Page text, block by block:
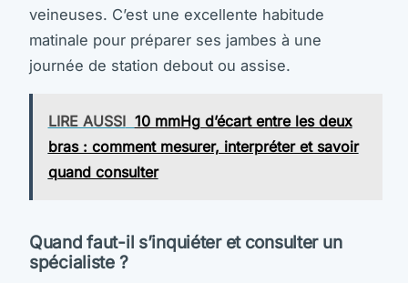
veineuses. C’est une excellente habitude
matinale pour préparer ses jambes à une
journée de station debout ou assise.
LIRE AUSSI 10 mmHg d’écart entre les deux
bras : comment mesurer, interpréter et savoir
quand consulter
Quand faut-il s’inquiéter et consulter un
spécialiste ?